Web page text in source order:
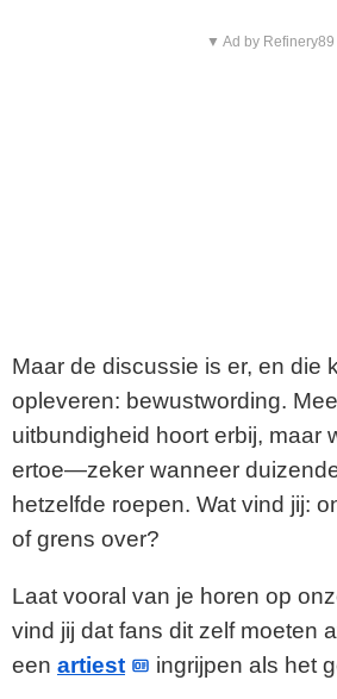
▼ Ad by Refinery89
Maar de discussie is er, en die
opleveren: bewustwording.
uitbundigheid hoort erbij, maar
ertoe—zeker wanneer
hetzelfde roepen. Wat vind jij:
of grens over?
Laat vooral van je horen op
vind jij dat fans dit zelf moeten
een artiest ingrijpen als het